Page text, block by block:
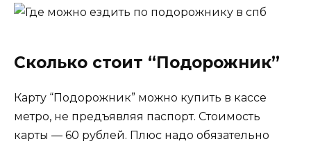
Сколько стоит “Подорожник”
Карту “Подорожник” можно купить в кассе
метро, не предъявляя паспорт. Стоимость
карты — 60 рублей. Плюс надо обязательно